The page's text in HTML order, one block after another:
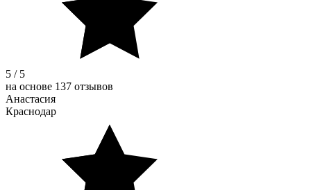
5 / 5
на основе 137 отзывов
Анастасия
Краснодар